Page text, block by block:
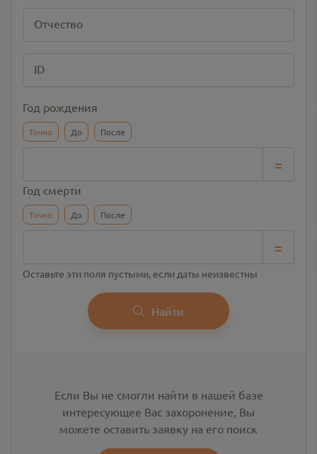
Отчество
ID
Год рождения
Точно До После
=
Год смерти
Точно До После
=
Оставьте эти поля пустыми, если даты неизвестны
Найти
Если Вы не смогли найти в нашей базе
интересующее Вас захоронение, Вы
можете оставить заявку на его поиск